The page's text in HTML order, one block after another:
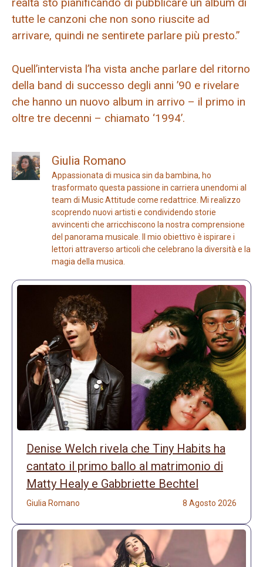
realtà sto pianificando di pubblicare un album di
tutte le canzoni che non sono riuscite ad
arrivare, quindi ne sentirete parlare più presto.”
Quell’intervista l’ha vista anche parlare del ritorno
della band di successo degli anni ’90 e rivelare
che hanno un nuovo album in arrivo – il primo in
oltre tre decenni – chiamato ‘1994’.
Giulia Romano
Appassionata di musica sin da bambina, ho
trasformato questa passione in carriera unendomi al
team di Music Attitude come redattrice. Mi realizzo
scoprendo nuovi artisti e condividendo storie
avvincenti che arricchiscono la nostra comprensione
del panorama musicale. Il mio obiettivo è ispirare i
lettori attraverso articoli che celebrano la diversità e la
magia della musica.
Denise Welch rivela che Tiny Habits ha
cantato il primo ballo al matrimonio di
Matty Healy e Gabbriette Bechtel
Giulia Romano 8 Agosto 2026